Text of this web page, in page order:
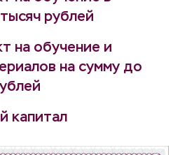
рублей
на обучение и
на сумму до
капитал